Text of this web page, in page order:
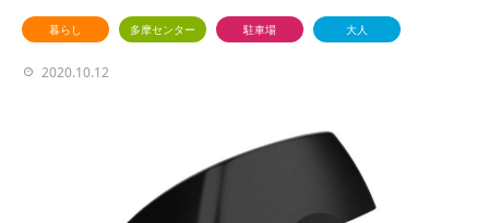
暮らし 多摩センター 駐車場 大人
2020.10.12